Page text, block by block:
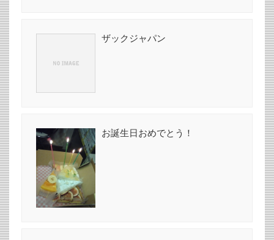
ザックジャパン
お誕生日おめでとう！